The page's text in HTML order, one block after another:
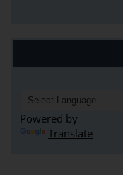
Powered by
Translate